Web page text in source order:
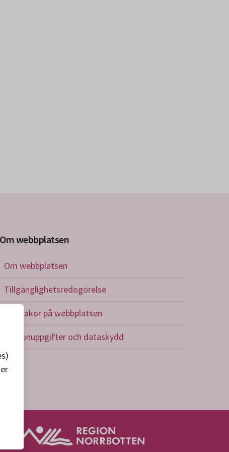
Om webbplatsen
Om webbplatsen
Tillgänglighetsredogörelse
Om kakor på webbplatsen
Personuppgifter och dataskydd